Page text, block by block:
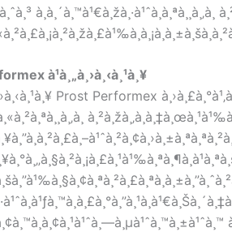
à¸à¸´à¸™à¹€à¸žà¸·à¹ˆà¸­à¸ªà¸¸à¸‚à¸
à¹à¸„à¸›à¸‹à¸¹à¸¥
Prost Performex